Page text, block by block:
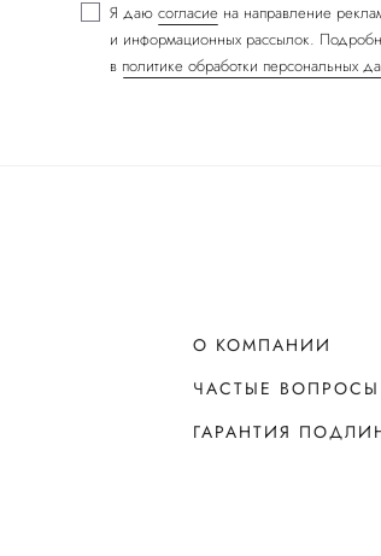
Я даю согласие на направление
и информационных рассылок.
в политике обработки персональных
О КОМПАНИИ
ЧАСТЫЕ ВОПРОСЫ
ГАРАНТИЯ